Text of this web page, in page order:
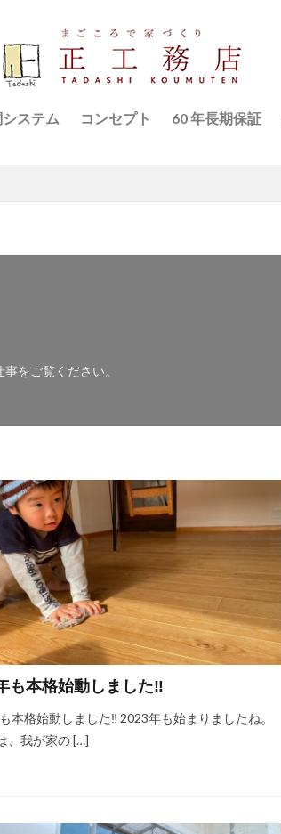
ステム コンセプト 60 年長期保証
をご覧ください。
も本格始動しました‼
本格始動しました‼ 2023年も始まりましたね。
、我が家の […]